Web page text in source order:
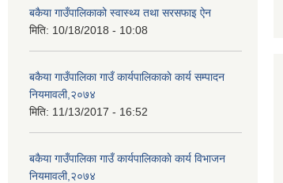
बकैया गाउँपालिकाको स्वास्थ्य तथा सरसफाइ ऐन
मिति: 10/18/2018 - 10:08
बकैया गाउँपालिका गाउँ कार्यपालिकाकाे कार्य सम्पादन
नियमावली,२०७४
मिति: 11/13/2017 - 16:52
बकैया गाउँपालिका गाउँ कार्यपालिकाकाे कार्य विभाजन
नियमावली,२०७४